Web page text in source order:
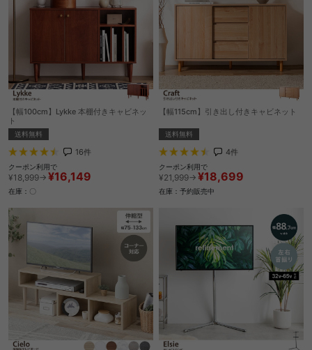
【幅100cm】Lykke 本棚付きキャビネッ
ト
送料無料
16件
クーポン利用で
¥18,999→ ¥16,149
在庫：〇
【幅115cm】引き出し付きキャビネット
送料無料
4件
クーポン利用で
¥21,999→ ¥18,699
在庫：予約販売中